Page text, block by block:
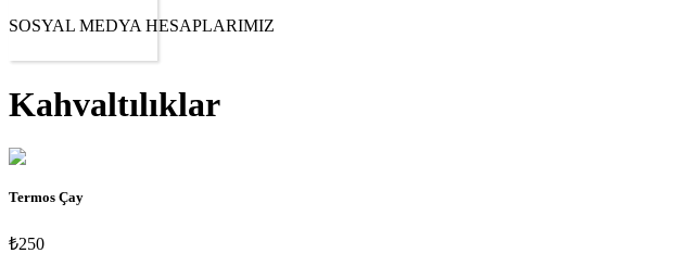
SOSYAL MEDYA HESAPLARIMIZ
Kahvaltılıklar
Termos Çay
₺250